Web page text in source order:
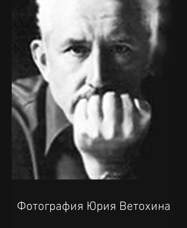
Фотография Юрия Ветохина